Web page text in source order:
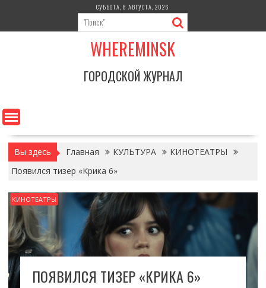
содержимому
СУББОТА, 8 АВГУСТА, 2026
WHEREMINSK
ГОРОДСКОЙ ЖУРНАЛ
Вы здесь Главная КУЛЬТУРА
КИНОТЕАТРЫ
Появился тизер «Крика 6»
КИНОТЕАТРЫ
ПОЯВИЛСЯ ТИЗЕР «КРИКА 6»